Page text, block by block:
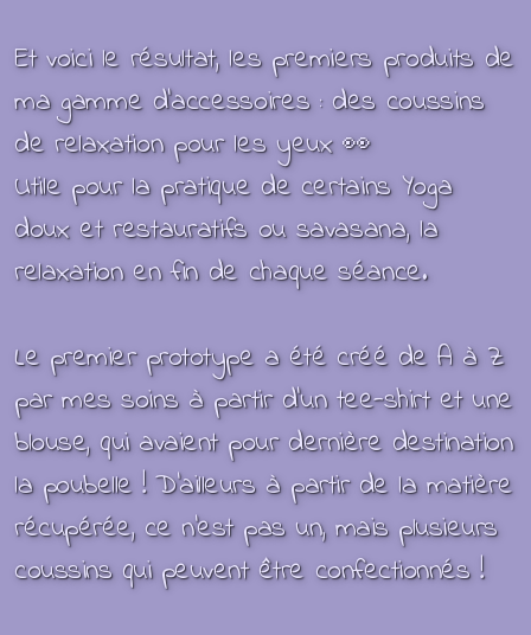
Et voici le résultat, les premiers produits de
ma gamme d'accessoires : des coussins
de relaxation pour les yeux 👀
Utile pour la pratique de certains Yoga
doux et restauratifs ou savasana, la
relaxation en fin de chaque séance.
Le premier prototype a été créé de A à Z
par mes soins à partir d’un tee-shirt et une
blouse, qui avaient pour dernière destination
la poubelle !D’ailleurs à partir de la matière
récupérée, ce n’est pas un, mais plusieurs
coussins qui peuvent être confectionnés !